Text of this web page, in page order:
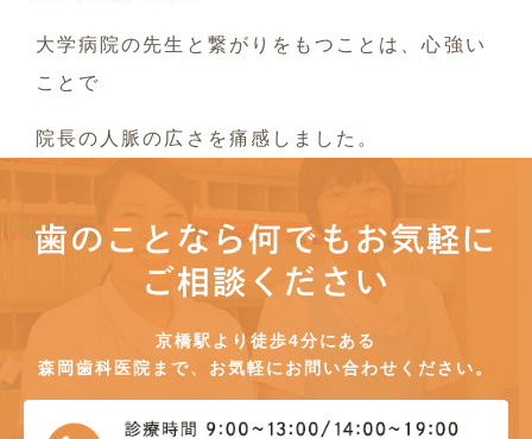
大学病院の先生と繋がりをもつことは、心強い
ことで
院長の人脈の広さを痛感しました。
歯のことなら何でもお気軽に
ご相談ください
京橋駅より徒歩4分にある
森岡歯科医院まで、お気軽にお問い合わせください。